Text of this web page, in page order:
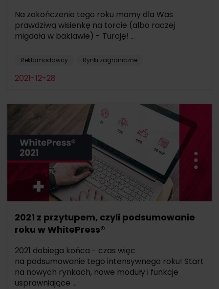
Na zakończenie tego roku mamy dla Was
prawdziwą wisienkę na torcie (albo raczej
migdała w baklawie) - Turcję! ...
Reklamodawcy Rynki zagraniczne
2021-12-28
2021 z przytupem, czyli podsumowanie
roku w WhitePress®
2021 dobiega końca - czas więc
na podsumowanie tego intensywnego roku! Start
na nowych rynkach, nowe moduły i funkcje
usprawniające ...